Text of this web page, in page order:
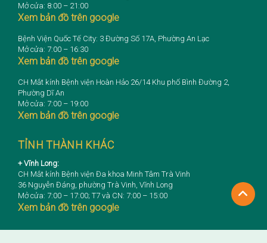
Mở cửa: 8:00 – 21:00
Xem bản đồ trên google
Bệnh Viện Quốc Tế City: 3 Đường Số 17A, Phường An Lạc
Mở cửa: 7:00 – 16:30
Xem bản đồ trên google
CH Mắt kính Bệnh viện Hoàn Hảo 26/14 Khu phố Bình Đường 2,
Phường Dĩ An
Mở cửa: 7:00 – 19:00
Xem bản đồ trên google
TỈNH THÀNH KHÁC
+ Vĩnh Long:
CH Mắt kính Bệnh viện Đa khoa Minh Tâm Trà Vinh
36 Nguyễn Đáng, phường Trà Vinh, Vĩnh Long
Mở cửa: 7:00 – 17:00; T7 và CN: 7:00 – 15:00
Xem bản đồ trên google